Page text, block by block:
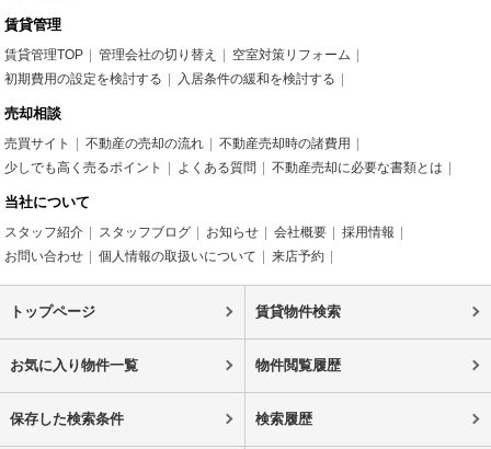
賃貸管理
賃貸管理TOP 管理会社の切り替え
空室対策リフォーム
初期費用の設定を検討する
入居条件の緩和を検討する
売却相談
売買サイト 不動産の売却の流れ
不動産売却時の諸費用
少しでも高く売るポイント
よくある質問 不動産売却に必要な書類とは
当社について
スタッフ紹介 スタッフブログ お知らせ 会社概要
採用情報
お問い合わせ
個人情報の取扱いについて 来店予約
トップページ 賃貸物件検索
お気に入り物件一覧 物件閲覧履歴
保存した検索条件 検索履歴